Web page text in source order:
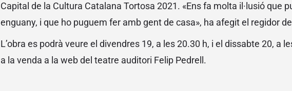
Capital de la Cultura Catalana Tortosa 2021. «Ens fa molta il·lusió que
enguany, i que ho puguem fer amb gent de casa», ha afegit el regidor
L’obra es podrà veure el divendres 19, a les 20.30 h, i el dissabte 20, a
a la venda a la web del teatre auditori Felip Pedrell.